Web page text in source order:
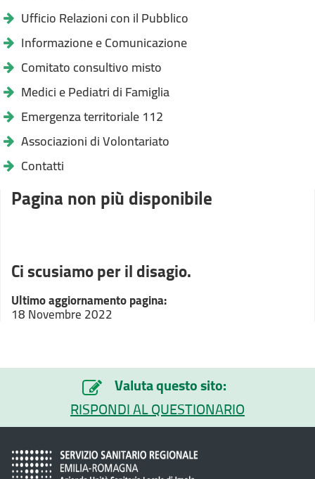
Ufficio Relazioni con il Pubblico
Informazione e Comunicazione
Comitato consultivo misto
Medici e Pediatri di Famiglia
Emergenza territoriale 112
Associazioni di Volontariato
Contatti
Pagina non più disponibile
Ci scusiamo per il disagio.
Ultimo aggiornamento pagina:
18 Novembre 2022
Valuta questo sito:
RISPONDI AL QUESTIONARIO